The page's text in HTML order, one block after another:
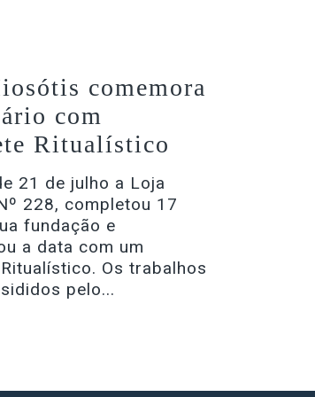
comemora
com
Ritualístico
21 de julho a Loja
228, completou 17
fundação e
a data com um
Os trabalhos
pelo...